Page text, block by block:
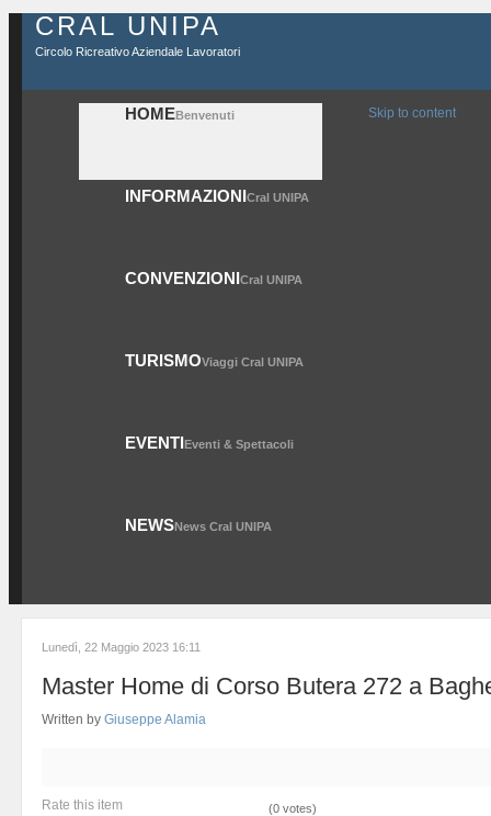
CRAL UNIPA
Circolo Ricreativo Aziendale Lavoratori
HOMEBenvenuti
INFORMAZIONICral UNIPA
CONVENZIONICral UNIPA
TURISMOViaggi Cral UNIPA
EVENTIEventi & Spettacoli
NEWSNews Cral UNIPA
Skip to content
Lunedì, 22 Maggio 2023 16:11
Master Home di Corso Butera 272 a
Written by Giuseppe Alamia
Rate this item (0 votes)